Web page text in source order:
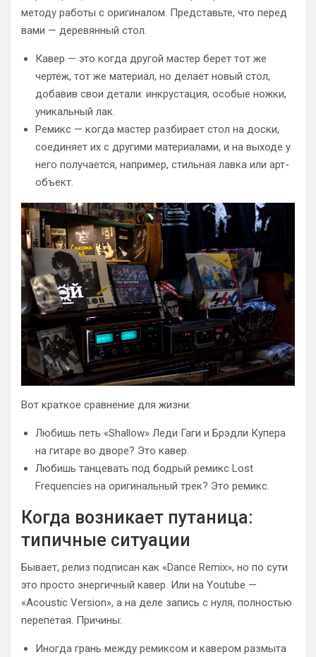
методу работы с оригиналом. Представьте, что перед
вами — деревянный стол.
Кавер — это когда другой мастер берет тот же
чертеж, тот же материал, но делает новый стол,
добавив свои детали: инкрустация, особые ножки,
уникальный лак.
Ремикс — когда мастер разбирает стол на доски,
соединяет их с другими материалами, и на выходе у
него получается, например, стильная лавка или арт-
объект.
Вот краткое сравнение для жизни:
Любишь петь «Shallow» Леди Гаги и Брэдли Купера
на гитаре во дворе? Это кавер.
Любишь танцевать под бодрый ремикс Lost
Frequencies на оригинальный трек? Это ремикс.
Когда возникает путаница:
типичные ситуации
Бывает, релиз подписан как «Dance Remix», но по сути
это просто энергичный кавер. Или на Youtube —
«Acoustic Version», а на деле запись с нуля, полностью
перепетая. Причины:
Иногда грань между ремиксом и кавером размыта